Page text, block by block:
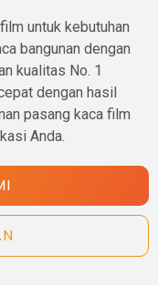
untuk kebutuhan
bangunan dengan
kualitas No. 1
dengan hasil
pasang kaca film
Anda.